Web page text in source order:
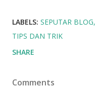
LABELS: SEPUTAR BLOG
TIPS DAN TRIK
SHARE
Comments